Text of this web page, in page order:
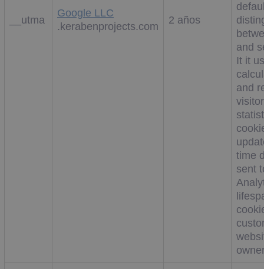
__utma
Google LLC
.kerabenprojects.com
2 años
and
It it
and
visitor
time
sent